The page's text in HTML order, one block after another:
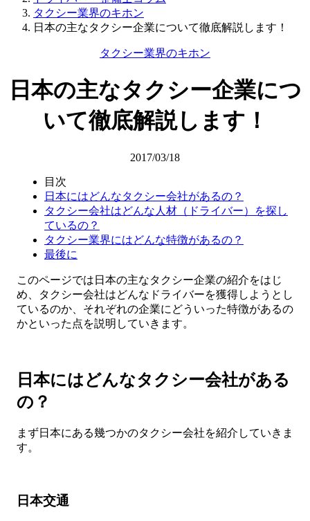
タクシー業界のキホン
日本の主なタクシー企業について徹底解説します！
タクシー業界のキホン
日本の主なタクシー企業につ
いて徹底解説します！
2017/03/18
目次
日本にはどんなタクシー会社があるの？
タクシー会社はどんな人材（ドライバー）を探し
ているの？
タクシー業界にはどんな特徴があるの？
最後に
このページでは日本の主なタクシー企業の紹介をはじ
め、タクシー会社はどんなドライバーを獲得しようとし
ているのか、それぞれの企業にどういった特徴があるの
かといった点を説明していきます。
日本にはどんなタクシー会社がある
の？
まず日本にある幾つかのタクシー会社を紹介していきま
す。
日本交通